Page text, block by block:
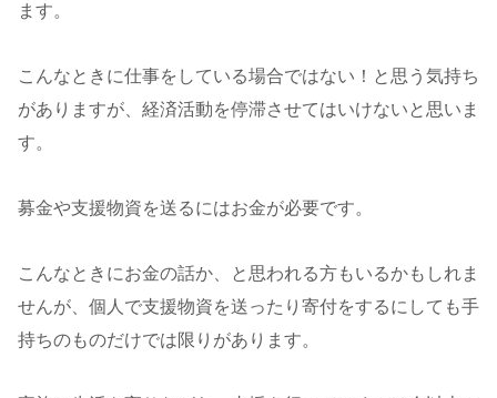
ます。
こんなときに仕事をしている場合ではない！と思う気持ち
がありますが、経済活動を停滞させてはいけないと思いま
す。
募金や支援物資を送るにはお金が必要です。
こんなときにお金の話か、と思われる方もいるかもしれま
せんが、個人で支援物資を送ったり寄付をするにしても手
持ちのものだけでは限りがあります。